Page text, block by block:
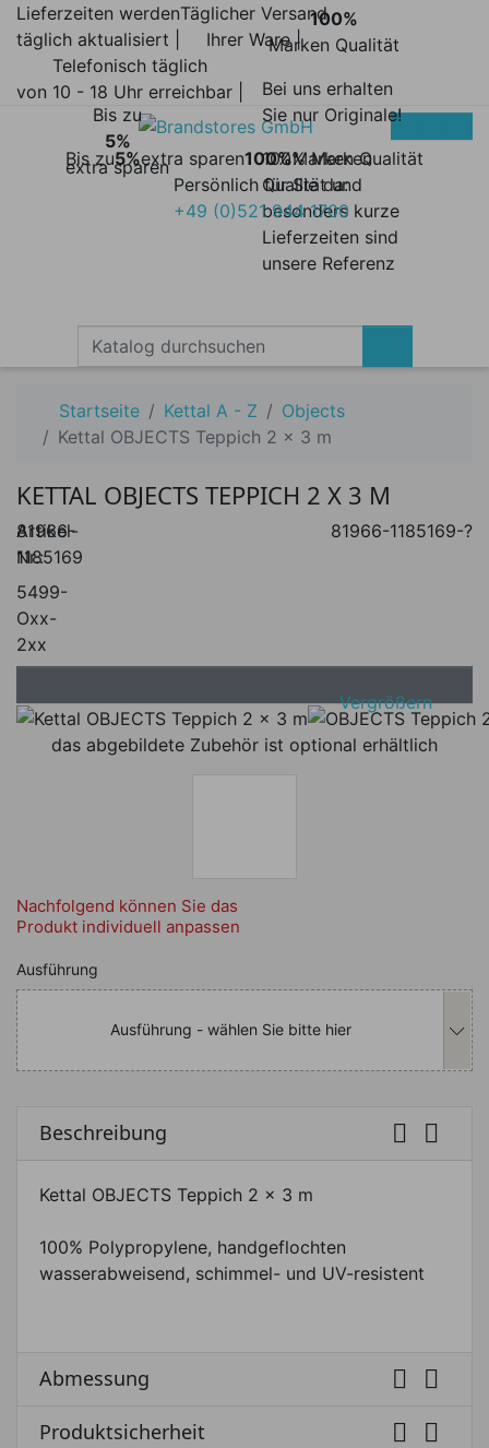
Lieferzeiten werden
täglich aktualisiert |
Täglicher Versand
Ihrer Ware |
Telefonisch täglich
von 10 - 18 Uhr erreichbar |
Bis zu5%extra sparen
Bis zu
5%
extra sparen
100%Marken Qualität
100%
Marken Qualität
Bei uns erhalten
Sie nur Originale!
100% Marken
Qualität und
besonders kurze
Lieferzeiten sind
unsere Referenz
Persönlich für Sie da:
+49 (0)521 944 1700
Startseite Kettal A - Z
Objects
Kettal OBJECTS Teppich 2 x 3 m
KETTAL OBJECTS TEPPICH 2 X 3 M
Artikel-
Nr.:
5499-
Oxx-
2xx
81966-
1185169
81966-1185169-?
Vergrößern
das abgebildete Zubehör ist optional erhältlich
Nachfolgend können Sie das
Produkt individuell anpassen
Nachfolgend können Sie das
Ausführung
Ausführung - wählen Sie bitte hier
Beschreibung  
Kettal OBJECTS Teppich 2 x 3 m
100% Polypropylene, handgeflochten
wasserabweisend, schimmel- und UV-resistent
Abmessung  
Produktsicherheit  